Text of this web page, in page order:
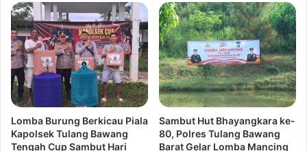
Lomba Burung Berkicau Piala
Kapolsek Tulang Bawang
Tengah Cup Sambut Hari
Sambut Hut Bhayangkara ke-
80, Polres Tulang Bawang
Barat Gelar Lomba Mancing